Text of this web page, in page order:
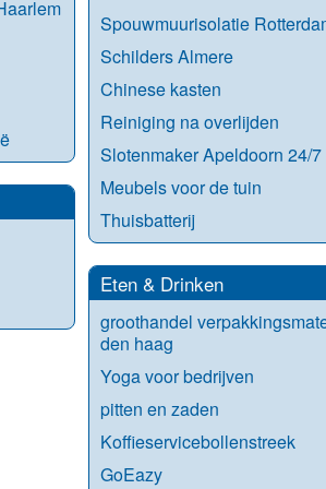
Spouwmuurisolatie
Schilders Almere
Chinese kasten
Reiniging na overlijden
Slotenmaker Apeldoorn 24/7
Meubels voor de tuin
Thuisbatterij
Eten & Drinken
groothandel
den haag
Yoga voor bedrijven
pitten en zaden
Koffieservicebollenstreek
GoEazy